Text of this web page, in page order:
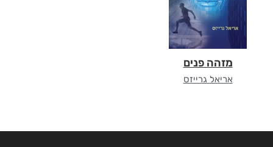
מזהה פנים
אריאל גרייזס